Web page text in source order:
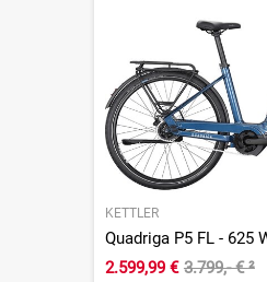
KETTLER
2.599,99 € 3.799,- €²